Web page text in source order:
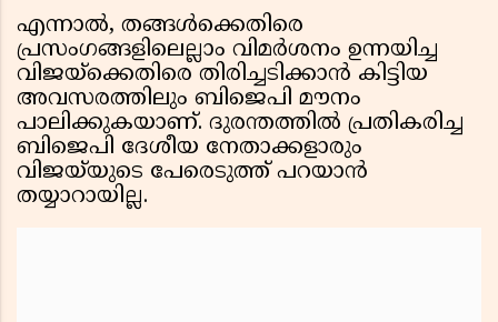
എന്നാൽ, തങ്ങൾക്കെതിരെ
പ്രസംഗങ്ങളിലെല്ലാം വിമർശനം ഉന്നയിച്ച
വിജയ്‌ക്കെതിരെ തിരിച്ചടിക്കാൻ കിട്ടിയ
അവസരത്തിലും ബിജെപി മൗനം
പാലിക്കുകയാണ്. ദുരന്തത്തിൽ പ്രതികരിച്ച
ബിജെപി ദേശീയ നേതാക്കളാരും
വിജയ്‌യുടെ പേരെടുത്ത് പറയാൻ
തയ്യാറായില്ല.